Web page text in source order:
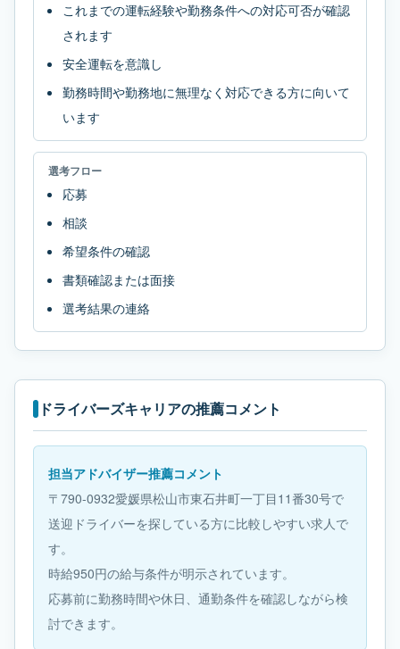
これまでの運転経験や勤務条件への対応可否が確認
されます
安全運転を意識し
勤務時間や勤務地に無理なく対応できる方に向いて
います
選考フロー
応募
相談
希望条件の確認
書類確認または面接
選考結果の連絡
ドライバーズキャリアの推薦コメント
担当アドバイザー推薦コメント
〒790-0932愛媛県松山市東石井町一丁目11番30号で
送迎ドライバーを探している方に比較しやすい求人で
す。
時給950円の給与条件が明示されています。
応募前に勤務時間や休日、通勤条件を確認しながら検
討できます。